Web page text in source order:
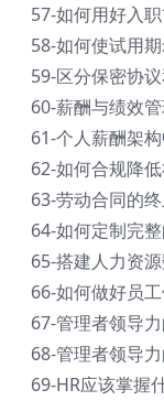
57-如何用好入
58-如何使试用
59-区分保密协
60-薪酬与绩效
61-个人薪酬架
62-如何合规降
63-劳动合同的
64-如何定制完
65-搭建人力资
66-如何做好员
67-管理者领导
68-管理者领导
69-HR应该掌握